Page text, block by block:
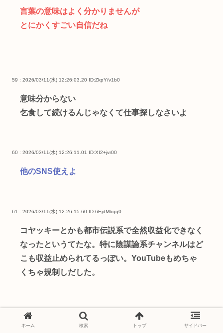
言葉の意味はよく分かりませんが
とにかくすごい自信だね
59 : 2026/03/11(水) 12:26:03.20 ID:ZkpY/v1b0
意味分からない
乞食して続けるんじゃなくて仕事探しなさいよ
60 : 2026/03/11(水) 12:26:11.01 ID:XI2+jvr00
他のSNS使えよ
61 : 2026/03/11(水) 12:26:15.60 ID:6EjdMbqq0
コヤッキーとかも都市伝説系で全然収益化できなく
なったというてたな。特に陰謀論系チャンネルはど
こも収益止められてるっぽい。YouTubeもめちゃ
くちゃ規制しだした。
62 : 2026/03/11(水) 12:26:41.90
ホーム 検索 トップ サイドバー